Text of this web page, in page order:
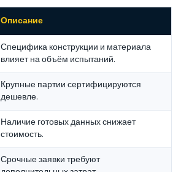
Описание
Специфика конструкции и материала
влияет на объём испытаний.
Крупные партии сертифицируются
дешевле.
Наличие готовых данных снижает
стоимость.
Срочные заявки требуют